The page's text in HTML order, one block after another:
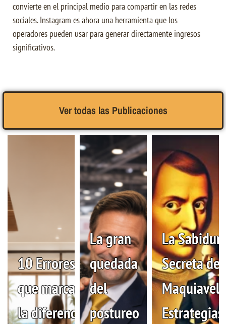
convierte en el principal medio para compartir en las redes
sociales. Instagram es ahora una herramienta que los
operadores pueden usar para generar directamente ingresos
significativos.
Ver todas las Publicaciones
10 Errores
que marcan
la diferencia
La gran
quedada
del
postureo
La
Secreta de
Estrategias